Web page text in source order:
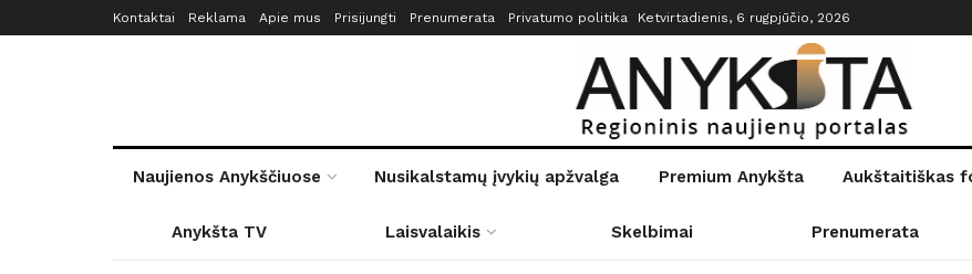
Kontaktai Reklama Apie mus Prisijungti Prenumerata Privatumo politika Ketvirtadienis, 6 rugpjūčio, 2026
Naujienos Anykščiuose Nusikalstamų įvykių apžvalga Premium Anykšta Aukštaitiškas
Anykšta TV Laisvalaikis Skelbimai Prenumerata